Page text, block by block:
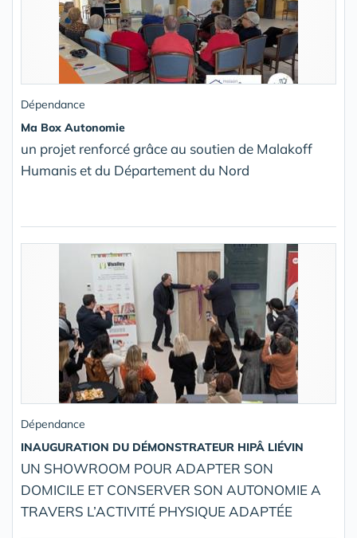
Dépendance
Ma Box Autonomie
un projet renforcé grâce au soutien de Malakoff
Humanis et du Département du Nord
Dépendance
INAUGURATION DU DÉMONSTRATEUR HIPÂ LIÉVIN
UN SHOWROOM POUR ADAPTER SON
DOMICILE ET CONSERVER SON AUTONOMIE A
TRAVERS L’ACTIVITÉ PHYSIQUE ADAPTÉE